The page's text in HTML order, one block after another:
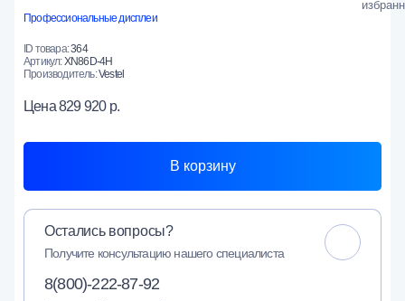
Профессиональные дисплеи
ID товара:364
Артикул:XN86D-4H
Производитель:Vestel
Цена829 920 р.
В корзину
Остались вопросы?
Получите консультацию нашего специалиста
8(800)-222-87-92